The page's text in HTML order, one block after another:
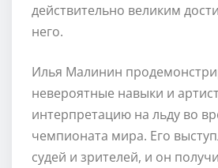
действительно великим
него.
Илья Малинин
невероятные навыки и
интерпретацию на льду во
чемпионата мира. Его
судей и зрителей, и он